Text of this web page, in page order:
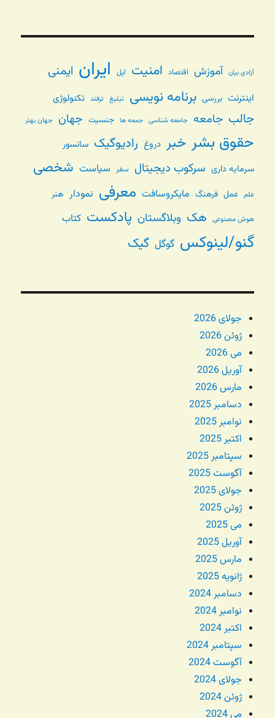
آزادی بیان آموزش اقتصاد امنیت اپل ایران ایمنی
اینترنت بررسی برنامه نویسی تبلیغ ترفند تکنولوژی
جالب جامعه جامعه شناسی جمعه ها جنسیت جهان جهان بهتر
حقوق بشر خبر دروغ رادیوگیک سانسور
سرمایه داری سرکوب دیجیتال سفر سیاست شخصی
علم عمل فرهنگ مایکروسافت معرفی نمودار هنر
هوش مصنوعی هک وبلاگستان پادکست کتاب
گنو/لینوکس گوگل گیک
جولای 2026
ژوئن 2026
می 2026
آوریل 2026
مارس 2026
دسامبر 2025
نوامبر 2025
اکتبر 2025
سپتامبر 2025
آگوست 2025
جولای 2025
ژوئن 2025
می 2025
آوریل 2025
مارس 2025
ژانویه 2025
دسامبر 2024
نوامبر 2024
اکتبر 2024
سپتامبر 2024
آگوست 2024
جولای 2024
ژوئن 2024
می 2024